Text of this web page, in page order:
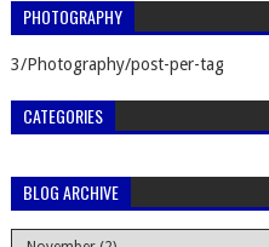
PHOTOGRAPHY
3/Photography/post-per-tag
CATEGORIES
BLOG ARCHIVE